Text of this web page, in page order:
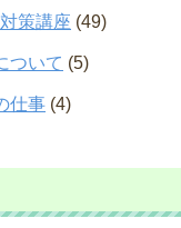
策講座 (49)
ついて (5)
仕事 (4)